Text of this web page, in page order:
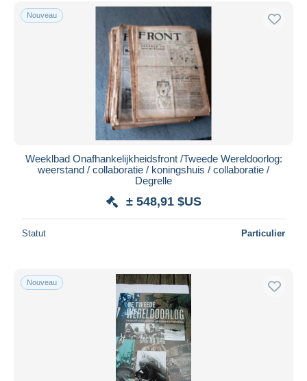
Uniquement en réduction
Livraison gratuite
Méthodes de paiement
Virement bancaire
Mastercard
iDeal
Résidence du vendeur
Appliquer
Nouveau
Weeklbad Onafhankelijkheidsfront /Tweede Wereldoorlog:
weerstand / collaboratie / koningshuis / collaboratie /
Degrelle
± 548,91 $US
Statut Particulier
Nouveau